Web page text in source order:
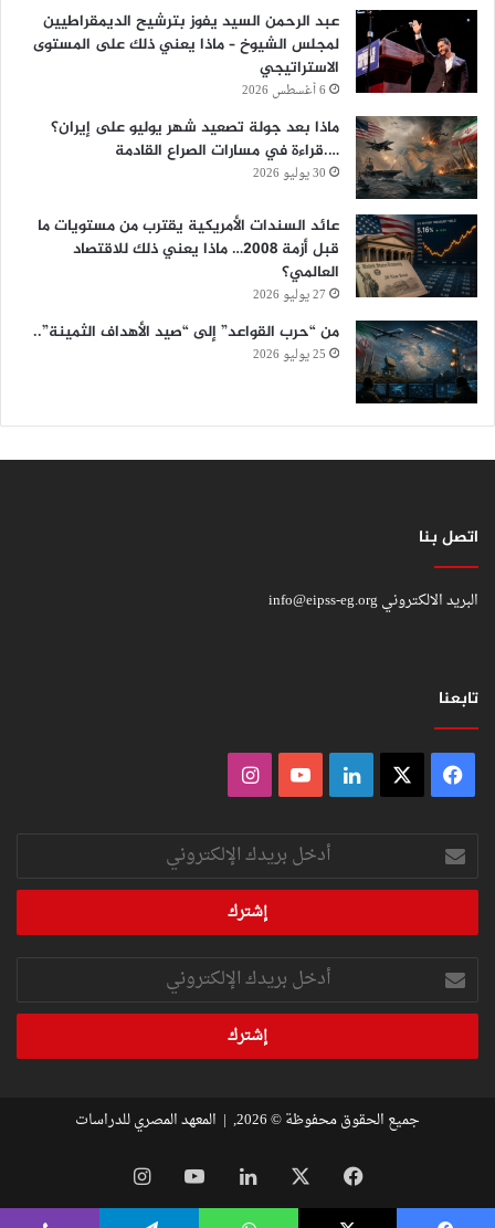
عبد الرحمن السيد يفوز بترشيح الديمقراطيين
لمجلس الشيوخ – ماذا يعني ذلك على المستوى
الاستراتيجي
6 أغسطس 2026
ماذا بعد جولة تصعيد شهر يوليو على إيران؟
….قراءة في مسارات الصراع القادمة
30 يوليو 2026
عائد السندات الأمريكية يقترب من مستويات ما
قبل أزمة 2008… ماذا يعني ذلك للاقتصاد
العالمي؟
27 يوليو 2026
من “حرب القواعد” إلى “صيد الأهداف الثمينة”..
25 يوليو 2026
اتصل بنا
البريد الالكترونيinfo@eipss-eg.org
تابعنا
فيسبوك لينكدإن‫YouTubeانستقرام
أدخل
بريدك
الإلكتروني
أدخل
بريدك
الإلكتروني
جميع الحقوق محفوظة © 2026, | المعهد المصري للدراسات
فيسبوك لينكدإن‫YouTubeانستقرام